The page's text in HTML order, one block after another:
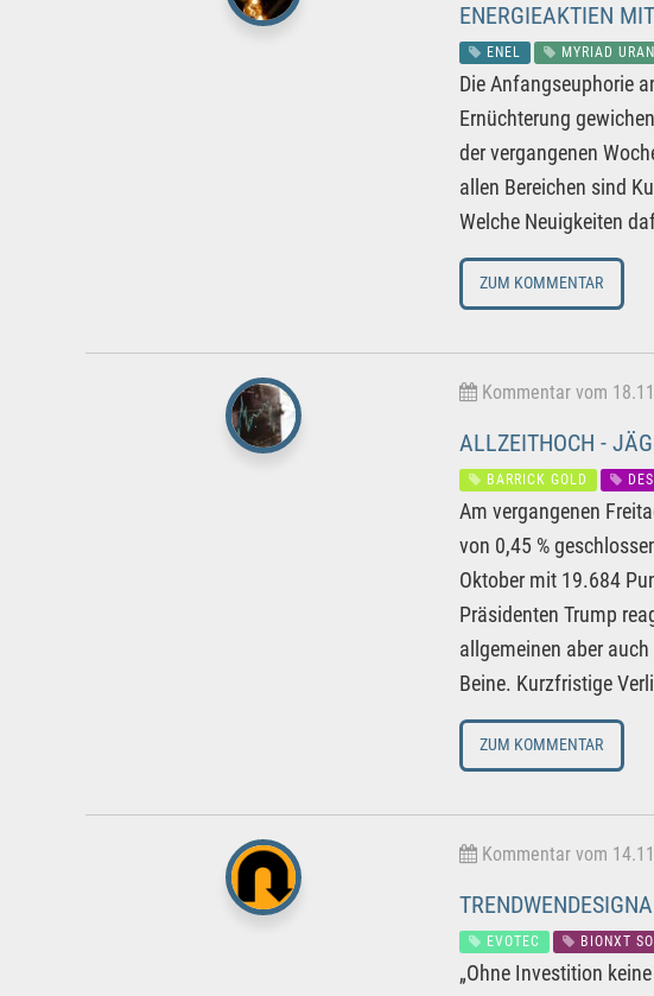
ENERGIEAKTIEN
ENEL MYRIAD
Die Anfangseuphorie
Ernüchterung
der vergangenen
allen Bereichen sind
Welche Neuigkeiten
ZUM KOMMENTAR
Kommentar vom
ALLZEITHOCH -
BARRICK GOLD
Am vergangenen
von 0,45 %
Oktober mit 19.684
Präsidenten Trump
allgemeinen aber
Beine. Kurzfristige
ZUM KOMMENTAR
Kommentar vom
EVOTEC BIONXT
„Ohne Investition